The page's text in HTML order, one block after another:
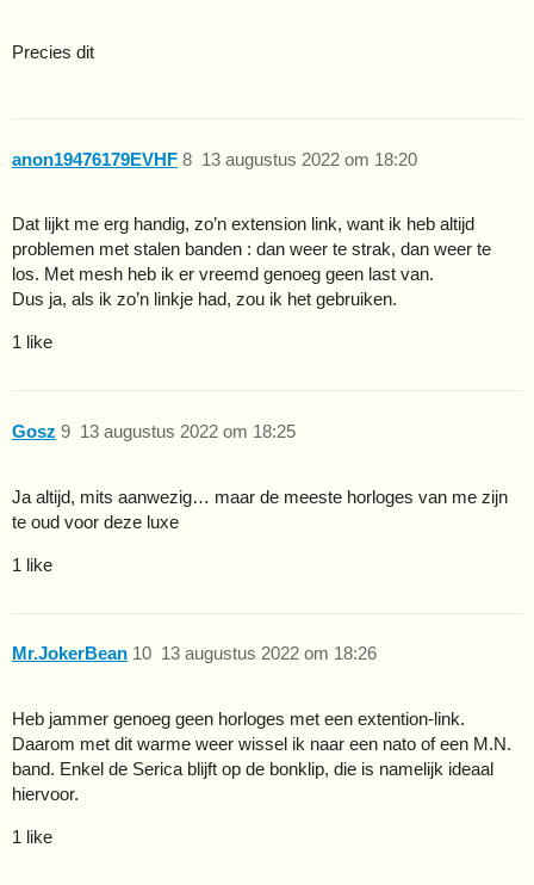
Precies dit
anon19476179EVHF 13 augustus 2022 om 18:20
8
Dat lijkt me erg handig, zo’n extension link, want ik heb altijd
problemen met stalen banden : dan weer te strak, dan weer te
los. Met mesh heb ik er vreemd genoeg geen last van.
Dus ja, als ik zo’n linkje had, zou ik het gebruiken.
1 like
Gosz 13 augustus 2022 om 18:25
9
Ja altijd, mits aanwezig… maar de meeste horloges van me zijn
te oud voor deze luxe
1 like
Mr.JokerBean 13 augustus 2022 om 18:26
10
Heb jammer genoeg geen horloges met een extention-link.
Daarom met dit warme weer wissel ik naar een nato of een M.N.
band. Enkel de Serica blijft op de bonklip, die is namelijk ideaal
hiervoor.
1 like